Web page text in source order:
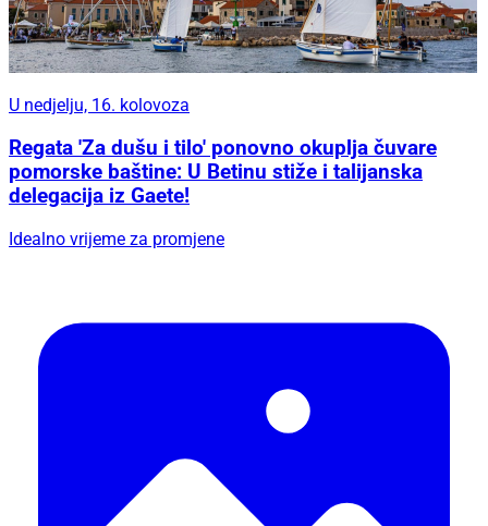
U nedjelju, 16. kolovoza
Regata 'Za dušu i tilo' ponovno okuplja čuvare
pomorske baštine: U Betinu stiže i talijanska
delegacija iz Gaete!
Idealno vrijeme za promjene